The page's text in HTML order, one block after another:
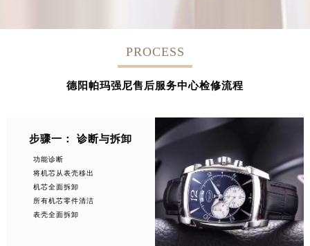
PROCESS
德阳帕玛强尼售后服务中心检修流程
步骤一： 诊断与拆卸
功能诊断
将机芯从表壳移出
机芯全面拆卸
所有机芯零件清洁
表壳全面拆卸